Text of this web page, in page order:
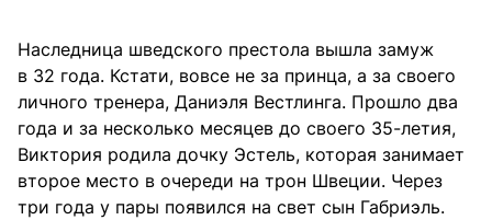
Наследница шведского престола вышла замуж
в 32 года. Кстати, вовсе не за принца, а за своего
личного тренера, Даниэля Вестлинга. Прошло два
года и за несколько месяцев до своего 35-летия,
Виктория родила дочку Эстель, которая занимает
второе место в очереди на трон Швеции. Через
три года у пары появился на свет сын Габриэль.